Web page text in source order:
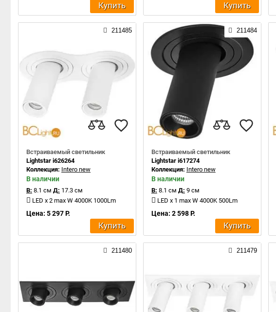
Купить Купить
211485
Встраиваемый светильник
Lightstar i626264
Коллекция: Intero new
В наличии
В: 8.1 см Д: 17.3 см
LED x 2 max W 4000K 1000Lm
Цена: 5 297 Р.
Купить
211484
Встраиваемый светильник
Lightstar i617274
Коллекция: Intero new
В наличии
В: 8.1 см Д: 9 см
LED x 1 max W 4000K 500Lm
Цена: 2 598 Р.
Купить
211480 211479